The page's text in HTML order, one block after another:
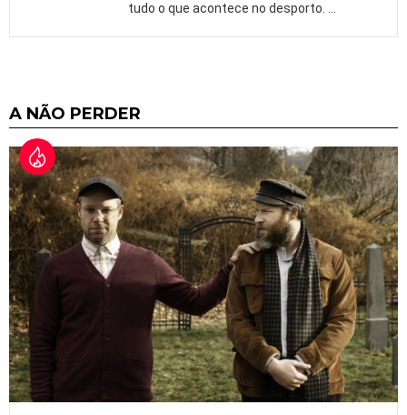
tudo o que acontece no desporto. …
A NÃO PERDER